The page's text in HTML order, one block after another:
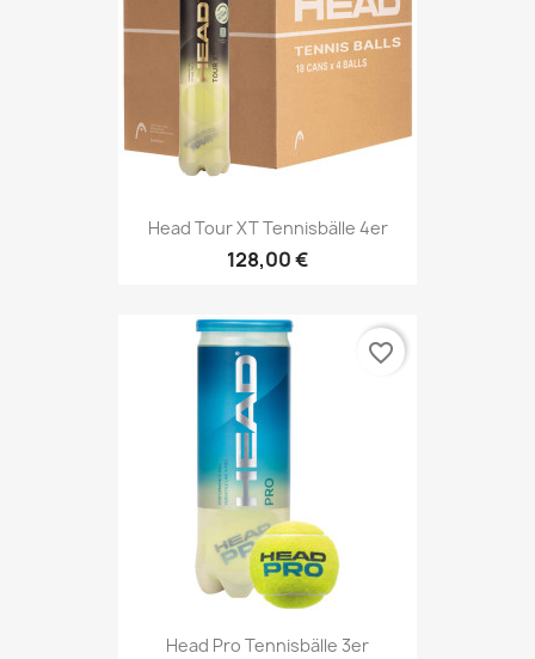
Head Tour XT Tennisbälle 4er
128,00 €
Head Pro Tennisbälle 3er
favorite_border